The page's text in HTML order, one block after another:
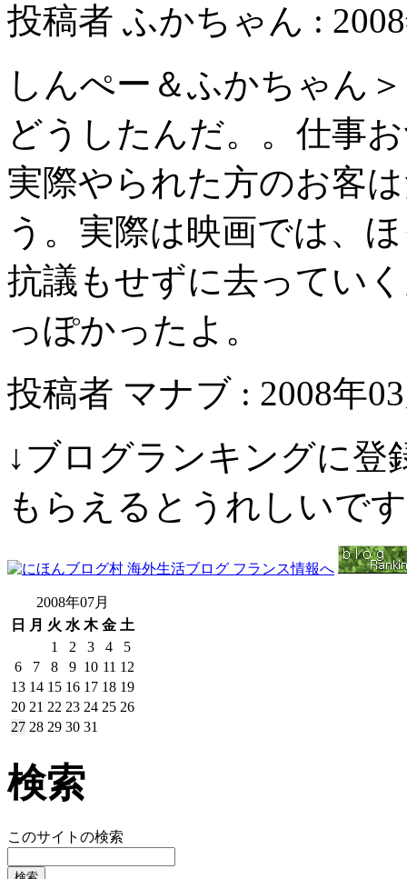
投稿者 ふかちゃん :
しんぺー＆ふかちゃん＞
どうしたんだ。。仕事
実際やられた方のお客
う。実際は映画では、
抗議もせずに去ってい
っぽかったよ。
投稿者 マナブ : 2008年
↓ブログランキングに登
もらえるとうれしいで
2008年07月
日
月 火 水 木 金 土
1
2 3 4
5
6
7 8 9 10 11 12
13 14 15 16 17 18 19
20 21 22 23 24 25 26
27 28 29 30 31
検索
このサイトの検索